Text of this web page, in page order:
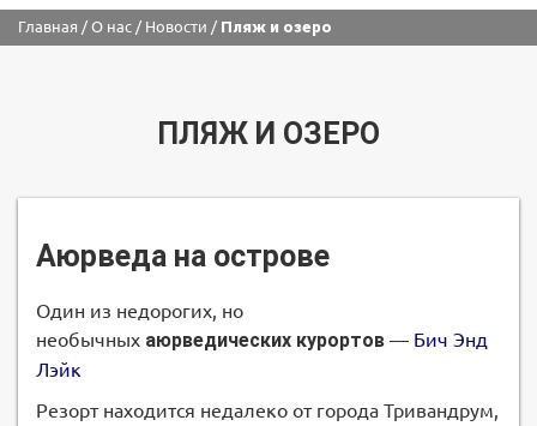
Главная / О нас / Новости / Пляж и озеро
ПЛЯЖ И ОЗЕРО
Аюрведа на острове
Один из недорогих, но
необычных аюрведических курортов — Бич Энд
Лэйк
Резорт находится недалеко от города Тривандрум,